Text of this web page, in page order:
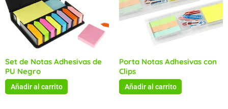
Set de Notas Adhesivas de
PU Negro
Añadir al carrito
Porta Notas Adhesivas con
Clips
Añadir al carrito